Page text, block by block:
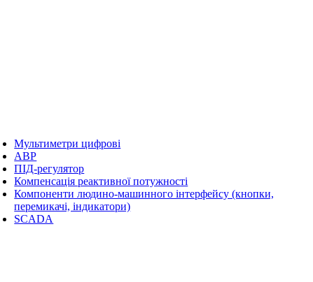
Мультиметри цифрові
АВР
ПІД-регулятор
Компенсація реактивної потужності
Компоненти людино-машинного інтерфейсу (кнопки,
перемикачі, індикатори)
SCADA